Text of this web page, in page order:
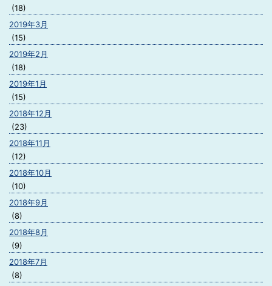
(18)
2019年3月
(15)
2019年2月
(18)
2019年1月
(15)
2018年12月
(23)
2018年11月
(12)
2018年10月
(10)
2018年9月
(8)
2018年8月
(9)
2018年7月
(8)